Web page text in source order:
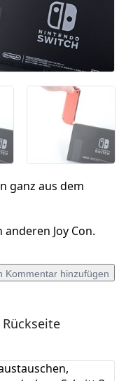
ganz aus dem
Joy Con.
Kommentar hinzufügen